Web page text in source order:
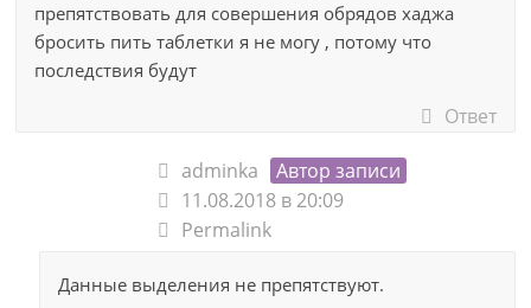
препятствовать для совершения обрядов хаджа
бросить пить таблетки я не могу , потому что
последствия будут
Ответ
adminka
Автор записи
11.08.2018 в 20:09
Permalink
Данные выделения не препятствуют.